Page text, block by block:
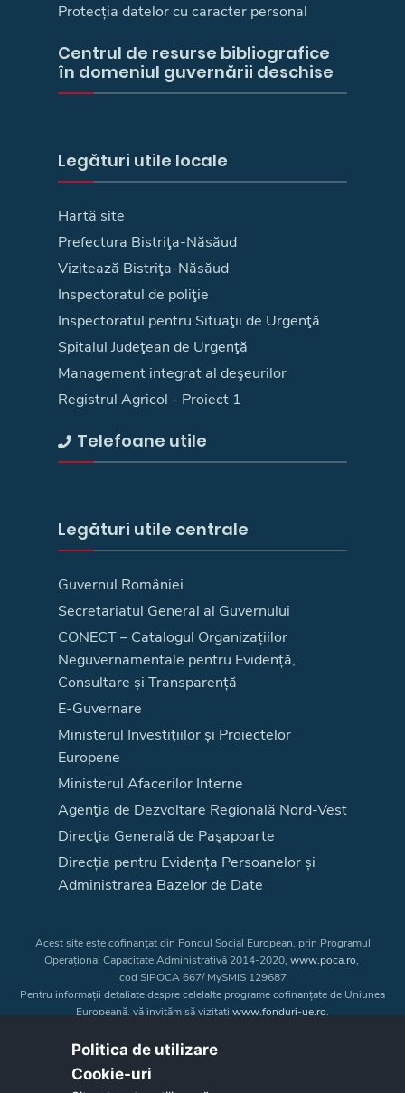
Protecția datelor cu caracter personal
Centrul de resurse bibliografice
în domeniul guvernării deschise
Legături utile locale
Hartă site
Prefectura Bistriţa-Năsăud
Vizitează Bistriţa-Năsăud
Inspectoratul de poliţie
Inspectoratul pentru Situaţii de Urgenţă
Spitalul Judeţean de Urgenţă
Management integrat al deşeurilor
Registrul Agricol - Proiect 1
Telefoane utile
Legături utile centrale
Guvernul României
Secretariatul General al Guvernului
CONECT – Catalogul Organizațiilor
Neguvernamentale pentru Evidență,
Consultare și Transparență
E-Guvernare
Ministerul Investițiilor și Proiectelor
Europene
Ministerul Afacerilor Interne
Agenţia de Dezvoltare Regională Nord-Vest
Direcţia Generală de Paşapoarte
Direcția pentru Evidența Persoanelor și
Administrarea Bazelor de Date
Acest site este cofinanțat din Fondul Social European, prin Programul
Operațional Capacitate Administrativă 2014-2020, www.poca.ro,
cod SIPOCA 667/ MySMIS 129687
Pentru informații detaliate despre celelalte programe cofinanțate de Uniunea
Europeană, vă invităm să vizitați www.fonduri-ue.ro.
a Uniunii Europene. Întreaga responsabilitate asupra
Politica de utilizare
Cookie-uri‎